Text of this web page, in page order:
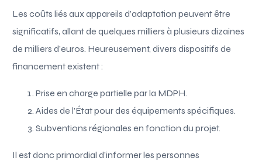
Les coûts liés aux appareils d’adaptation peuvent être
significatifs, allant de quelques milliers à plusieurs dizaines
de milliers d’euros. Heureusement, divers dispositifs de
financement existent :
Prise en charge partielle par la MDPH.
Aides de l’État pour des équipements spécifiques.
Subventions régionales en fonction du projet.
Il est donc primordial d’informer les personnes